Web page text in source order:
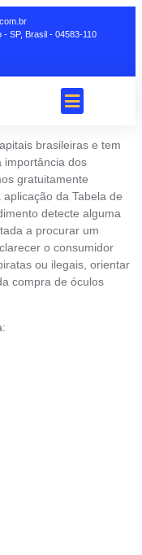
- SP, Brasil - 04583-110
brasileiras e tem
importância dos
gratuitamente
da Tabela de
detecte alguma
a procurar um
o consumidor
ou ilegais, orientar
compra de óculos